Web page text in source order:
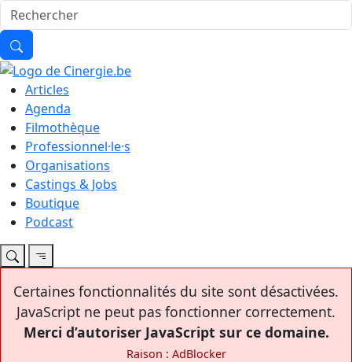
Articles
Agenda
Filmothèque
Professionnel·le·s
Organisations
Castings & Jobs
Boutique
Podcast
Certaines fonctionnalités du site sont désactivées.
JavaScript ne peut pas fonctionner correctement.
Merci d’autoriser JavaScript sur ce domaine.
Raison : AdBlocker